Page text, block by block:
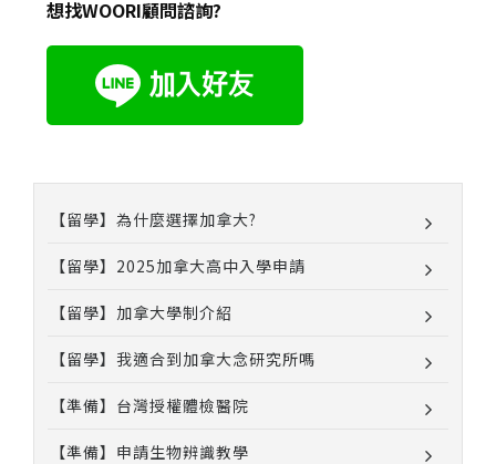
想找WOORI顧問諮詢?
【留學】為什麼選擇加拿大?
【留學】2025加拿大高中入學申請
【留學】加拿大學制介紹
【留學】我適合到加拿大念研究所嗎
【準備】台灣授權體檢醫院
【準備】申請生物辨識教學